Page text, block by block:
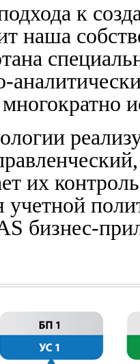
к
наша
их
бизнес-